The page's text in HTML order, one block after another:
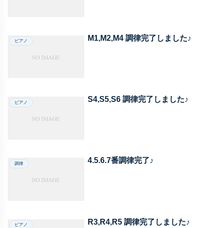
ピアノ M1,M2,M4 調律完了しました♪
ピアノ S4,S5,S6 調律完了しました♪
調律 4.5.6.7番調律完了♪
ピアノ R3,R4,R5 調律完了しました♪